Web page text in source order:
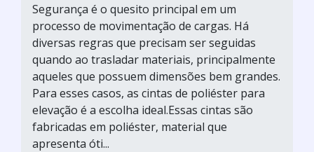
Segurança é o quesito principal em um
processo de movimentação de cargas. Há
diversas regras que precisam ser seguidas
quando ao trasladar materiais, principalmente
aqueles que possuem dimensões bem grandes.
Para esses casos, as cintas de poliéster para
elevação é a escolha ideal.Essas cintas são
fabricadas em poliéster, material que
apresenta óti...